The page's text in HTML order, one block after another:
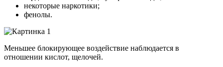
некоторые наркотики;
фенолы.
Меньшее блокирующее воздействие наблюдается в
отношении кислот, щелочей.